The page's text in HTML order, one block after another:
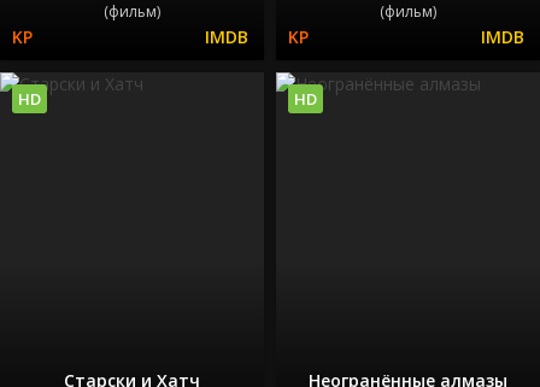
(фильм) (фильм)
Старски и Хатч
HD
Неогранённые алмазы
HD